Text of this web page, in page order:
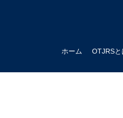
ホーム OTJRSと